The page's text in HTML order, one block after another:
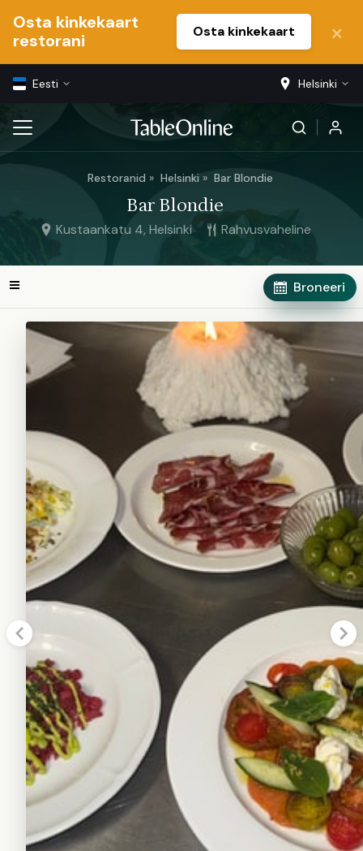
Osta kinkekaart
restorani
Osta kinkekaart
Eesti Helsinki
Restoranid Helsinki Bar Blondie
Bar Blondie
Kustaankatu 4, Helsinki Rahvusvaheline
Broneeri